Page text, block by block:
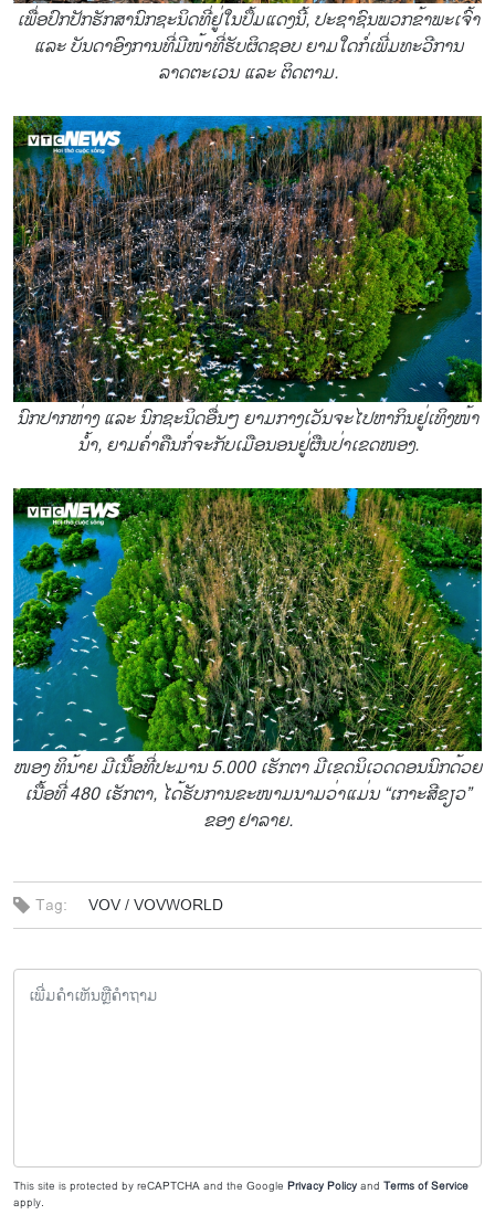
ເພື່ອປົກປັກຮັກສານົກຊະນິດທີ່ຢູ່ໃນປຶ້ມແດງນີ້, ປະຊາຊົນພວກຂ້າພະເຈົ້າ
ແລະ ບັນດາອົງການທີ່ມີໜ້າທີ່ຮັບຜິດຊອບ ຍາມໃດກໍ່ເພີ່ມທະວີການ
ລາດຕະເວນ ແລະ ຕິດຕາມ.
ນົກປາກຫ່າງ ແລະ ນົກຊະນິດອື່ນໆ ຍາມກາງເວັນຈະໄປຫາກິນຢູ່ເທິງໜ້າ
ນ້ຳ, ຍາມຄ່ຳຄືນກໍ່ຈະກັບເມືອນອນຢູ່ຜືນປ່າເຂດໜອງ.
ໜອງ ທິນ້າຍ ມີເນື້ອທີ່ປະມານ 5.000 ເຮັກຕາ ມີເຂດນິເວດດອນນົກດ້ວຍ
ເນື້ອທີ່ 480 ເຮັກຕາ, ໄດ້ຮັບການຂະໜາມນາມວ່າແມ່ນ “ເກາະສີຂຽວ”
ຂອງ ຢາລາຍ.
Tag: VOV /VOVWORLD
This site is protected by reCAPTCHA and the Google Privacy Policyand Terms of Service
apply.